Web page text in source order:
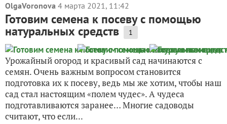
OlgaVoronova 4 марта 2021, 11:42
Готовим семена к посеву с помощью
натуральных средств 1
Урожайный огород и красивый сад начинаются с
семян. Очень важным вопросом становится
подготовка их к посеву, ведь мы же хотим, чтобы наш
сад стал настоящим «полем чудес». А чудеса
подготавливаются заранее… Многие садоводы
считают, что если...